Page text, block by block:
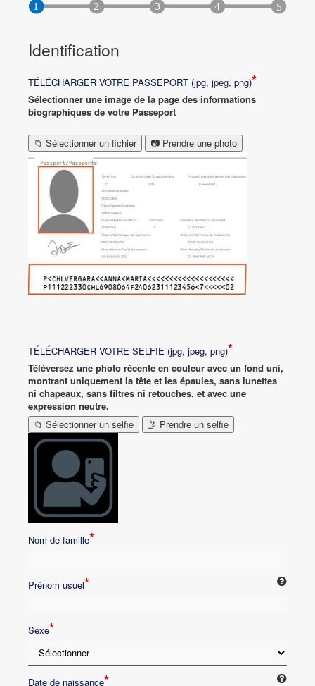
Identification
TÉLÉCHARGER VOTRE PASSEPORT (jpg, jpeg, png)*
Sélectionner une image de la page des informations
biographiques de votre Passeport
📁 Sélectionner un fichier 📷 Prendre une photo
TÉLÉCHARGER VOTRE SELFIE (jpg, jpeg, png)*
Téléversez une photo récente en couleur avec un fond uni,
montrant uniquement la tête et les épaules, sans lunettes
ni chapeaux, sans filtres ni retouches, et avec une
expression neutre.
📁 Sélectionner un selfie
🤳 Prendre un selfie
Nom de famille*
Prénom usuel*
Sexe*
Date de naissance*